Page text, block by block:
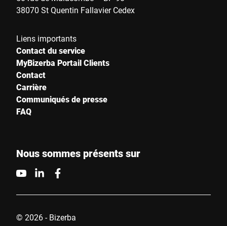
38070 St Quentin Fallavier Cedex
Liens importants
Contact du service
MyBizerba Portail Clients
Contact
Carrière
Communiqués de presse
FAQ
Nous sommes présents sur
© 2026 - Bizerba